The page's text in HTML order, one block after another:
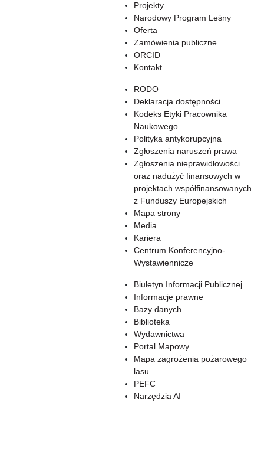
Projekty
Narodowy Program Leśny
Oferta
Zamówienia publiczne
ORCID
Kontakt
RODO
Deklaracja dostępności
Kodeks Etyki Pracownika
Naukowego
Polityka antykorupcyjna
Zgłoszenia naruszeń prawa
Zgłoszenia nieprawidłowości
oraz nadużyć finansowych w
projektach współfinansowanych
z Funduszy Europejskich
Mapa strony
Media
Kariera
Centrum Konferencyjno-
Wystawiennicze
Biuletyn Informacji Publicznej
Informacje prawne
Bazy danych
Biblioteka
Wydawnictwa
Portal Mapowy
Mapa zagrożenia pożarowego
lasu
PEFC
Narzędzia AI